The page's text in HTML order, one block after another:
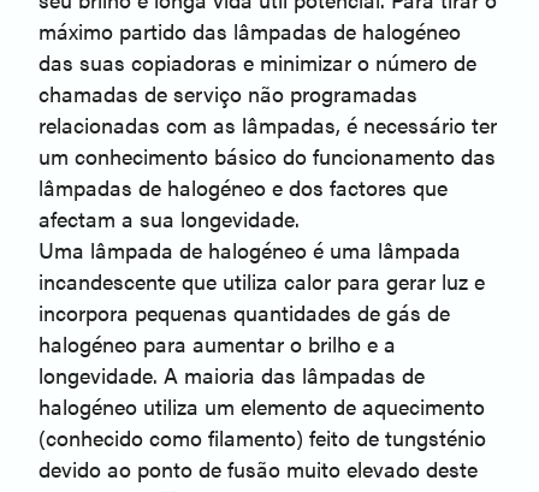
máximo partido das lâmpadas de halogéneo
das suas copiadoras e minimizar o número de
chamadas de serviço não programadas
relacionadas com as lâmpadas, é necessário ter
um conhecimento básico do funcionamento das
lâmpadas de halogéneo e dos factores que
afectam a sua longevidade.
Uma lâmpada de halogéneo é uma lâmpada
incandescente que utiliza calor para gerar luz e
incorpora pequenas quantidades de gás de
halogéneo para aumentar o brilho e a
longevidade. A maioria das lâmpadas de
halogéneo utiliza um elemento de aquecimento
(conhecido como filamento) feito de tungsténio
devido ao ponto de fusão muito elevado deste